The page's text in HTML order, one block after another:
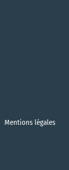
Mentions légales